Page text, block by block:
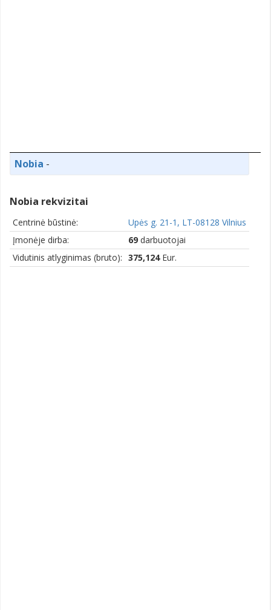
Nobia -
Nobia rekvizitai
Centrinė būstinė:
Upės g. 21-1, LT-08128 Vilnius
Įmonėje dirba:
69 darbuotojai
Vidutinis atlyginimas (bruto): 375,124Eur.